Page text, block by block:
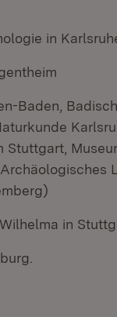
in
Baden,
in